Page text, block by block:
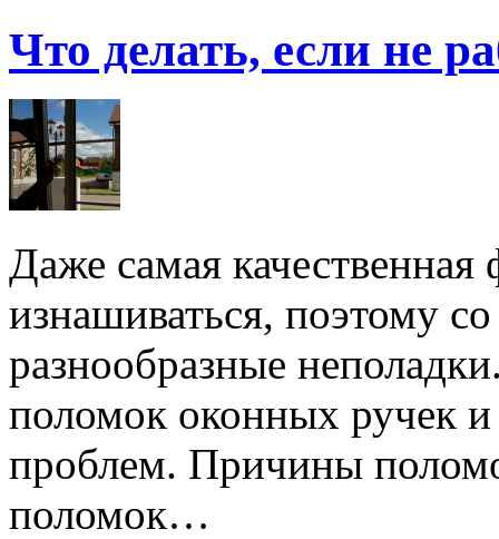
Что делать, если не
Даже самая
изнашиваться, поэтому
разнообразные
поломок оконных ручек
проблем. Причины
поломок…